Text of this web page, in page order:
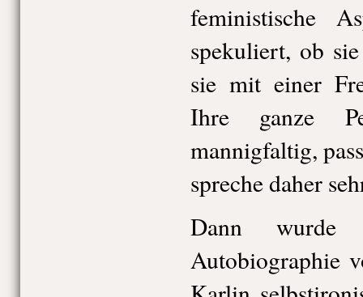
feministische
spekuliert, ob
sie mit einer
Ihre ganze
mannigfaltig,
spreche daher
Dann
Autobiographie